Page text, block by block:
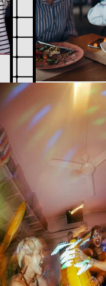
DE LA
LA
VALOR”
Entre
"energía
pasado ...